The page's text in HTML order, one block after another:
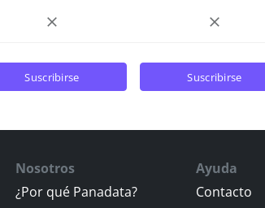
suscribirse suscribirse
Nosotros
¿Por qué Panadata?
Ayuda
Contacto